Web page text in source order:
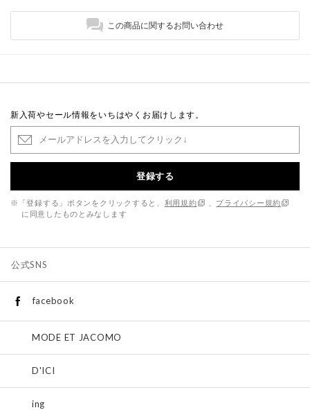
この商品に関するお問い合わせ
新入荷やセール情報をいちはやくお届けします。
登録する
※「登録する」ボタンをクリックすると、 利用規約
プライバシー規約
に同意したものとみなします
公式SNS
facebook
MODE ET JACOMO
D'ICI
ing